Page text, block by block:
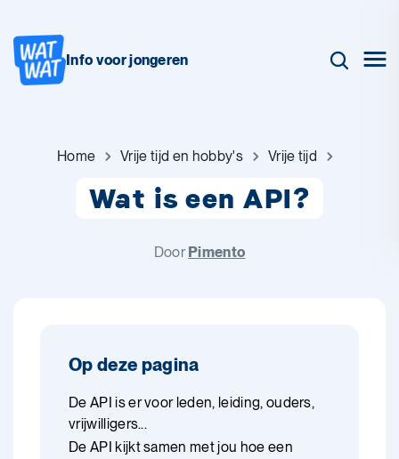
Info voor jongeren
Home Vrije tijd en hobby's Vrije tijd
Wat is een API?
DoorPimento
Op deze pagina
De API is er voor leden, leiding, ouders,
vrijwilligers...
De API kijkt samen met jou hoe een